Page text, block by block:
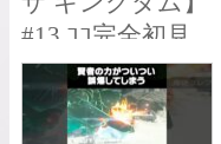
#13 ｺｺ完全初見
ルージュの笑
顔を取り戻した
いんです【倉持